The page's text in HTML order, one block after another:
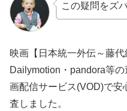
この疑問をズ
映画【日本統一外伝～藤
Dailymotion・pandora等
画配信サービス(VOD)で安
査しました。